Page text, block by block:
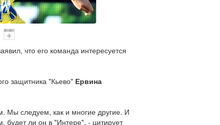
что его команда интересуется
защитника "Кьево" Ервина
Мы следуем, как и многие другие. И
будет ли он в "Интере", - цитирует